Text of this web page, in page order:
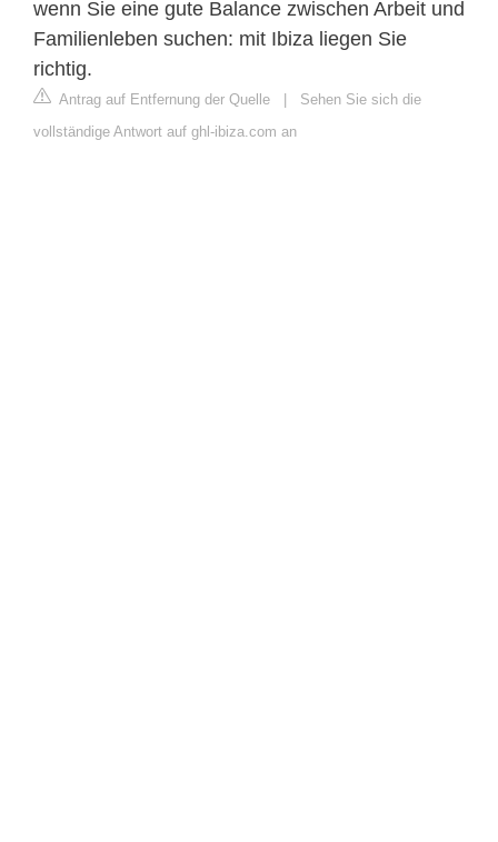
wenn Sie eine gute Balance zwischen Arbeit und
Familienleben suchen: mit Ibiza liegen Sie
richtig.
Antrag auf Entfernung der Quelle | Sehen Sie sich die
vollständige Antwort auf ghl-ibiza.com an